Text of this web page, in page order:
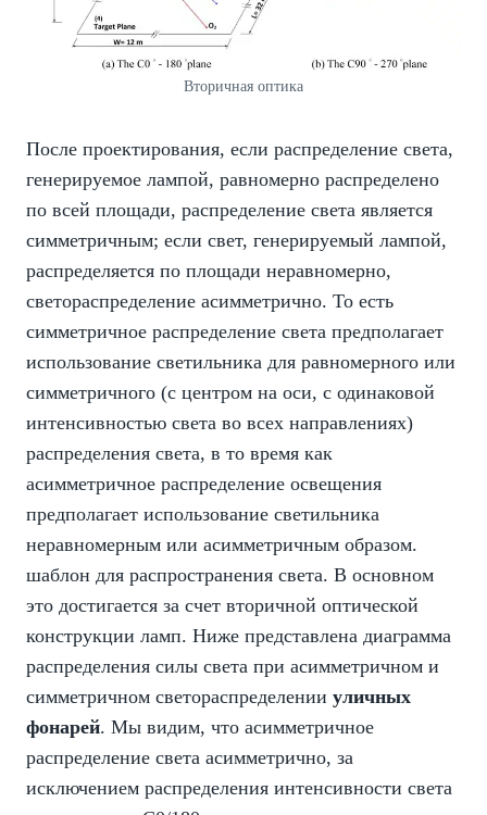
Вторичная оптика
После проектирования, если распределение света,
генерируемое лампой, равномерно распределено
по всей площади, распределение света является
симметричным; если свет, генерируемый лампой,
распределяется по площади неравномерно,
светораспределение асимметрично. То есть
симметричное распределение света предполагает
использование светильника для равномерного или
симметричного (с центром на оси, с одинаковой
интенсивностью света во всех направлениях)
распределения света, в то время как
асимметричное распределение освещения
предполагает использование светильника
неравномерным или асимметричным образом.
шаблон для распространения света. В основном
это достигается за счет вторичной оптической
конструкции ламп. Ниже представлена диаграмма
распределения силы света при асимметричном и
симметричном светораспределении уличных
фонарей. Мы видим, что асимметричное
распределение света асимметрично, за
исключением распределения интенсивности света